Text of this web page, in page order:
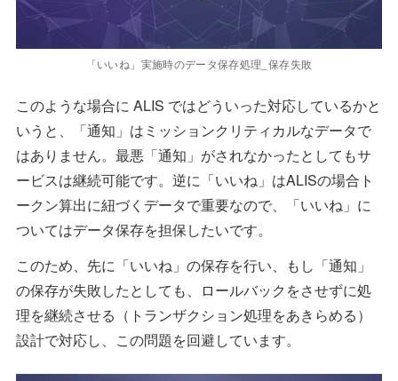
「いいね」実施時のデータ保存処理_保存失敗
このような場合に ALIS ではどういった対応しているかと
いうと、「通知」はミッションクリティカルなデータで
はありません。最悪「通知」がされなかったとしてもサ
ービスは継続可能です。逆に「いいね」はALISの場合ト
ークン算出に紐づくデータで重要なので、「いいね」に
ついてはデータ保存を担保したいです。
このため、先に「いいね」の保存を行い、もし「通知」
の保存が失敗したとしても、ロールバックをさせずに処
理を継続させる（トランザクション処理をあきらめる）
設計で対応し、この問題を回避しています。